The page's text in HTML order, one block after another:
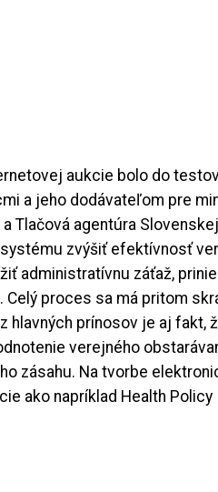
aukcie bolo do
a jeho dodávateľom pre
Tlačová agentúra
zvýšiť efektívnosť
administratívnu záťaž,
Celý proces sa má pritom
hlavných prínosov je aj fakt,
verejného
zásahu. Na tvorbe
ako napríklad Health